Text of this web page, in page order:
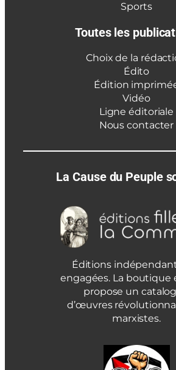
Sports
Toutes les
Choix de la
Édito
Édition
Vidéo
Ligne éditoriale
Nous contacter
La Cause du Peuple
Éditions
engagées. La boutique
propose un
d’œuvres
marxistes.